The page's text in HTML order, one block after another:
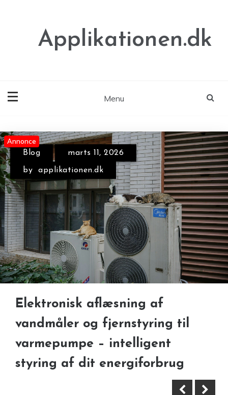
Applikationen.dk
Menu
Blog juni 22, 2026
by applikationen.dk
Annonce
Brand Protection Software and
Leaked Credit Cards – Why
Businesses Need Better Digital
Visibility
Annonce
IT skal gøre arbejdsdagen
lettere – ikke mere kompliceret
Annonce
Elektronisk aflæsning af
vandmåler og fjernstyring til
varmepumpe – intelligent